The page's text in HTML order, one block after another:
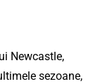
Newcastle,
sezoane,